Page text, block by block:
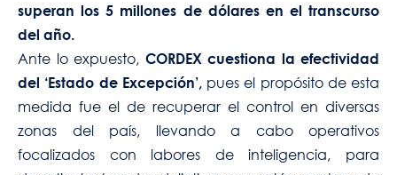
superan los 5 millones de dólares en el transcurso
del año.
Ante lo expuesto, CORDEX cuestiona la efectividad
del ‘Estado de Excepción’,pues el propósito de esta
medida fue el de recuperar el control en diversas
zonas del país, llevando a cabo operativos
focalizados con labores de inteligencia, para